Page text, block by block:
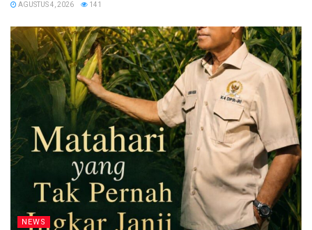
AGUSTUS 4, 2026 141
NEWS